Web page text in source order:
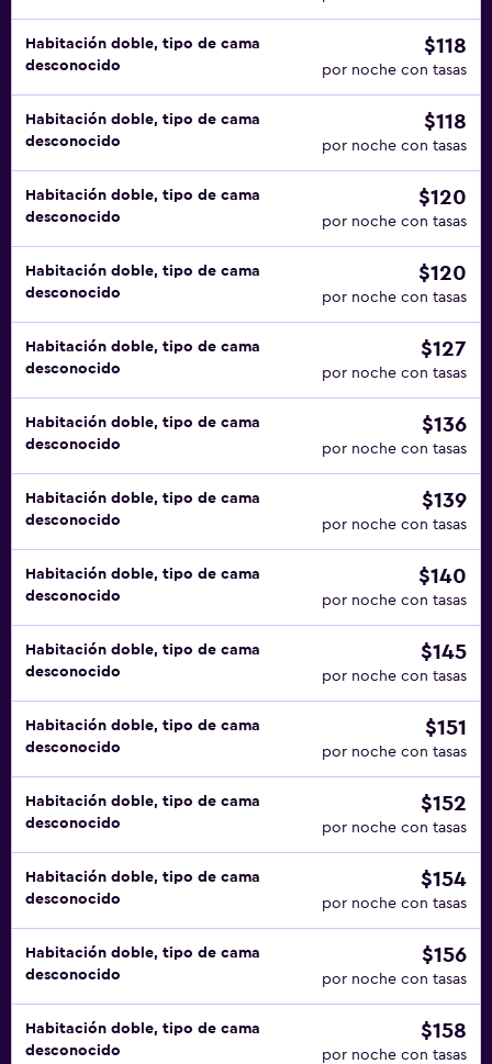
Habitación doble, tipo de cama
desconocido
$118
por noche con tasas
Habitación doble, tipo de cama
desconocido
$118
por noche con tasas
Habitación doble, tipo de cama
desconocido
$120
por noche con tasas
Habitación doble, tipo de cama
desconocido
$120
por noche con tasas
Habitación doble, tipo de cama
desconocido
$127
por noche con tasas
Habitación doble, tipo de cama
desconocido
$136
por noche con tasas
Habitación doble, tipo de cama
desconocido
$139
por noche con tasas
Habitación doble, tipo de cama
desconocido
$140
por noche con tasas
Habitación doble, tipo de cama
desconocido
$145
por noche con tasas
Habitación doble, tipo de cama
desconocido
$151
por noche con tasas
Habitación doble, tipo de cama
desconocido
$152
por noche con tasas
Habitación doble, tipo de cama
desconocido
$154
por noche con tasas
Habitación doble, tipo de cama
desconocido
$156
por noche con tasas
Habitación doble, tipo de cama
desconocido
$158
por noche con tasas